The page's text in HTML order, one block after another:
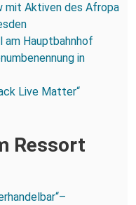
mit Aktiven des Afropa
am Hauptbahnhof
in
Live Matter“
Ressort